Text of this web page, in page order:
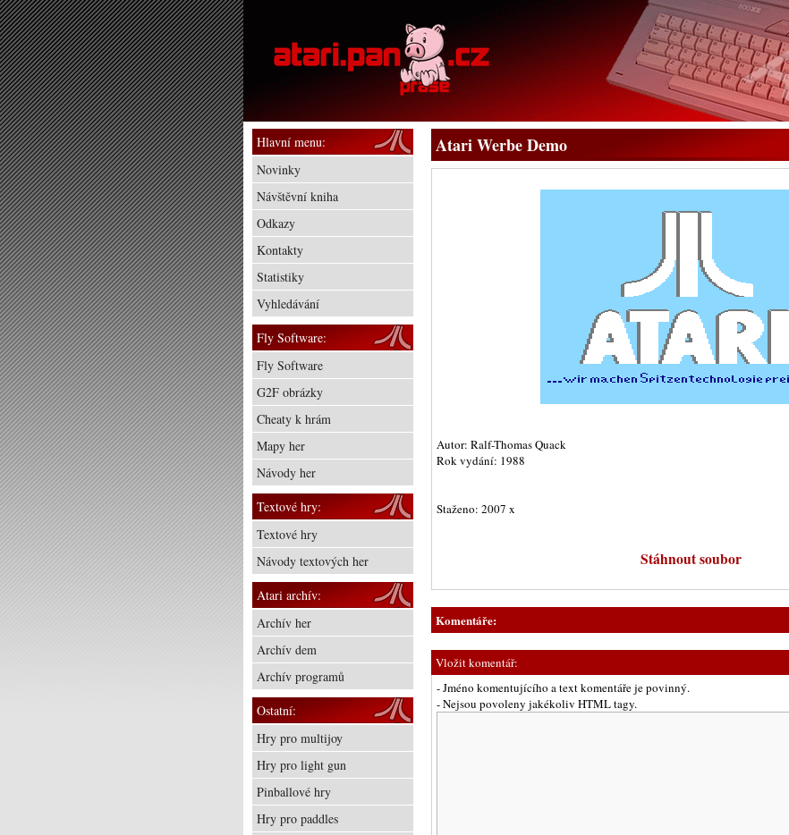
Atari Werbe Demo
Autor: Ralf-Thomas Quack
Rok vydání: 1988
Staženo: 2007 x
Stáhnout soubor
Komentáře:
Vložit komentář:
- Jméno komentujícího a text komentáře je povinný.
- Nejsou povoleny jakékoliv HTML tagy.
Hlavní menu:
Novinky
Návštěvní kniha
Odkazy
Kontakty
Statistiky
Vyhledávání
Fly Software:
Fly Software
G2F obrázky
Cheaty k hrám
Mapy her
Návody her
Textové hry:
Textové hry
Návody textových her
Atari archív:
Archív her
Archív dem
Archív programů
Ostatní:
Hry pro multijoy
Hry pro light gun
Pinballové hry
Hry pro paddles